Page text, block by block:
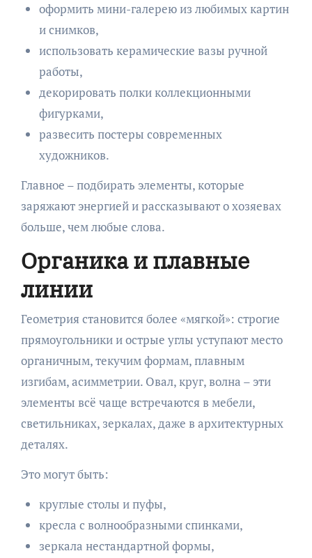
оформить мини-галерею из любимых картин
и снимков,
использовать керамические вазы ручной
работы,
декорировать полки коллекционными
фигурками,
развесить постеры современных
художников.
Главное – подбирать элементы, которые
заряжают энергией и рассказывают о хозяевах
больше, чем любые слова.
Органика и плавные
линии
Геометрия становится более «мягкой»: строгие
прямоугольники и острые углы уступают место
органичным, текучим формам, плавным
изгибам, асимметрии. Овал, круг, волна – эти
элементы всё чаще встречаются в мебели,
светильниках, зеркалах, даже в архитектурных
деталях.
Это могут быть:
круглые столы и пуфы,
кресла с волнообразными спинками,
зеркала нестандартной формы,